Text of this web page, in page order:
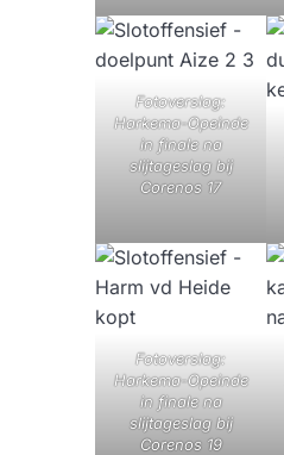
Fotoverslag:
Harkema-Opeinde
in finale na
slijtageslag bij
Corenos 17
Fotoverslag:
Harkema-Opeinde
in finale na
slijtageslag bij
Corenos 19